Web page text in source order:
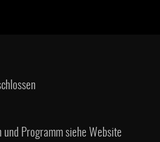
und Programm siehe Website